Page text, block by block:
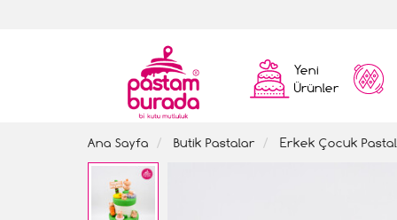
Yeni
Ürünler
Ana Sayfa Butik Pastalar Erkek Çocuk